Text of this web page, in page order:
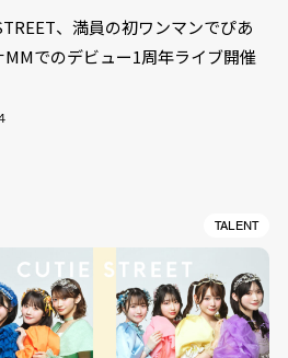
、満員の初ワンマンでぴあ
MMでのデビュー1周年ライブ開催
TALENT